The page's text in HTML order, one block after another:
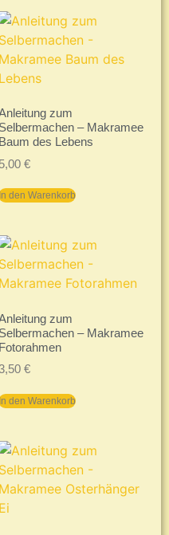
zum
Selbermachen – Makramee
Baum des Lebens
5,00 €
den Warenkorb
zum
Selbermachen – Makramee
Fotorahmen
€
den Warenkorb